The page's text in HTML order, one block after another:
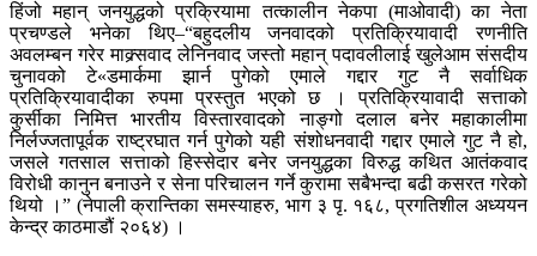
हिंजो महान् जनयुद्धको प्रक्रियामा तत्कालीन नेकपा (माओवादी) का नेता
प्रचण्डले भनेका थिए–“बहुदलीय जनवादको प्रतिक्रियावादी रणनीति
अवलम्बन गरेर माक्र्सवाद लेनिनवाद जस्तो महान् पदावलीलाई खुलेआम संसदीय
चुनावको टे«डमार्कमा झार्न पुगेको एमाले गद्दार गुट नै सर्वाधिक
प्रतिक्रियावादीका रुपमा प्रस्तुत भएको छ । प्रतिक्रियावादी सत्ताको
कुर्सीका निमित्त भारतीय विस्तारवादको नाङ्गो दलाल बनेर महाकालीमा
निर्लज्जतापूर्वक राष्ट्रघात गर्न पुगेको यही संशोधनवादी गद्दार एमाले गुट नै हो,
जसले गतसाल सत्ताको हिस्सेदार बनेर जनयुद्धका विरुद्ध कथित आतंकवाद
विरोधी कानुन बनाउने र सेना परिचालन गर्ने कुरामा सबैभन्दा बढी कसरत गरेको
थियो ।” (नेपाली क्रान्तिका समस्याहरु, भाग ३ पृ. १६८, प्रगतिशील अध्ययन
केन्द्र काठमाडौं २०६४) ।